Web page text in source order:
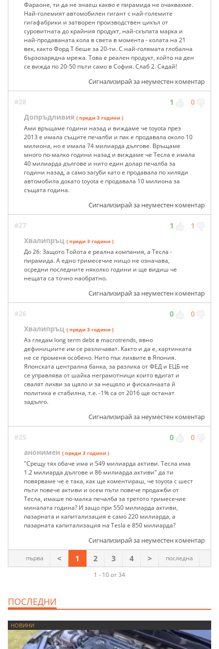
Фараоне, ти да не знаеш какво е пирамида не очаквахме.
Най-големият автомобилен гигант с най-големите
гигафабрики и затворен производствен цикъл от
суровитната до крайния продукт, най-скъпата марка и
най-продаваната кола в света в момента - колата на 21
век, както Форд Т беше за 20-ти. С най-голямата глобална
бързозарядна мрежа. Това е реален продукт, който на ден
се вижда по 20-50 пъти само в София. Слаб 2. Сядай!
Сигнализирай за неуместен коментар
#28 1 0
Допръдливия ( преди 3 години )
Ами връщаме години назад и виждаме че toyota през
2013 е имала същите печалби и пак е продавала около 10
милиона, но е имала 74 милиарда дългове. Връщаме
много по-малко години назад и виждаме че Тесла е имала
40 милиарда дългове и нито един долар печалба за
години назад, а само загуби като е продавала по хиляди
автомобила докато toyota е продавала 10 милиона за
същата година.
Сигнализирай за неуместен коментар
#27 1 1
Хвалипръц ( преди 3 години )
До 26: Защото Тойота е реална компания, а Тесла -
пирамида. А едно тримесечие нищо не означава,
осредни последните няколко години и ще видиш че
нещата са точно наобратно.
Сигнализирай за неуместен коментар
#26 0 0
Хвалипръц ( преди 3 години )
Аз гледам long term debt в macrotrends, явно
дефинициите им се различават. Както и да е, картинката
не се променя особено. Нито пък лихвите в Япония.
Японската централна банка, за разлика от ФЕД и ЕЦБ не
се управлява от шайка неграмотници които вдигат и
свалят лихви за щяло и за нещяло и фискалнаата й
политика е стабилна, т.е. -1% са от 2016 ще останат
задълго.
Сигнализирай за неуместен коментар
#25 0 0
анонимен ( преди 3 години )
"Срещу тях обаче има и 549 милиарда активи. Тесла има
1.2 милиарда дългове и 86 милиарда активи" да ти
повярваме че е така, как ще коментираш, че toyota с шест
пъти повече активи и осем пъти повече продажби от
Тесла, имаше по-малка печалба за третото тримесечие
миналата година? И защо при 550 милиарда активи,
пазарната и капитализация е само 220 милиарда, а
пазарната капитализация на Tesla e 850 милиарда?
Сигнализирай за неуместен коментар
1 - 10 от 34
първа < 1 2 3 4 > последна
ПОСЛЕДНИ
НОВИНИ